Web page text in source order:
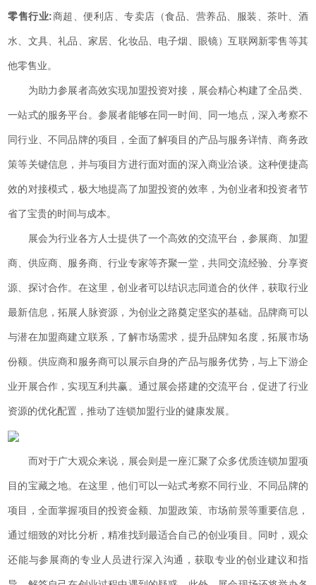
零售行业:商超、便利店、专卖店（食品、营养品、服装、茶叶、酒
水、文具、礼品、家居、化妆品、电子烟、眼镜）互联网新零售等其
他零售业。
为助力参展者高效实现加盟投资对接，展会精心构建了全品类、
一站式的服务平台。参展者能够在同一时间、同一地点，深入考察不
同行业、不同品牌的项目，全面了解项目的产品与服务详情、商务政
策等关键信息，并与项目方进行面对面的深入商业洽谈。这种便捷高
效的对接模式，极大地提高了加盟投资的效率，为创业者和投资者节
省了宝贵的时间与成本。
展会为行业各方人士提供了一个高效的交流平台，参展商、加盟
商、供应商、服务商、行业专家等齐聚一堂，共同交流经验、分享资
源、探讨合作。在这里，创业者可以结识志同道合的伙伴，获取行业
最新信息，拓展人脉资源，为创业之路奠定坚实的基础。品牌商可以
与潜在加盟商建立联系，了解市场需求，提升品牌知名度，拓展市场
份额。供应商和服务商可以展示自身的产品与服务优势，与上下游企
业开展合作，实现互利共赢。通过展会搭建的交流平台，促进了行业
资源的优化配置，推动了连锁加盟行业的健康发展。
而对于广大观众来说，展会则是一座汇聚了众多优质连锁加盟项
目的宝藏之地。在这里，他们可以一站式考察不同行业、不同品牌的
项目，全面掌握项目的投资金额、加盟政策、市场前景等重要信息，
通过细致的对比分析，精准找到最适合自己的创业项目。同时，观众
还能与参展商的专业人员进行深入沟通，获取专业的创业建议和指